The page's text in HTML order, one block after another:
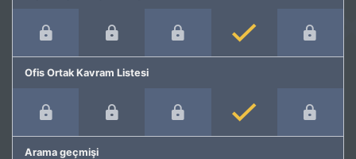
Ofis Ortak Kavram Listesi
Arama geçmişi